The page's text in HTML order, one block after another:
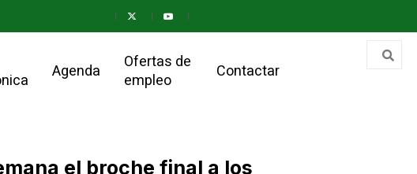
Agenda
Ofertas de
empleo
Contactar
el broche final a los